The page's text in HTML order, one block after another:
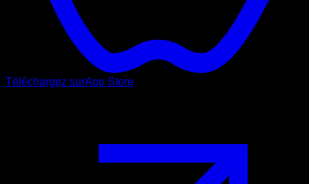
Téléchargez surApp Store